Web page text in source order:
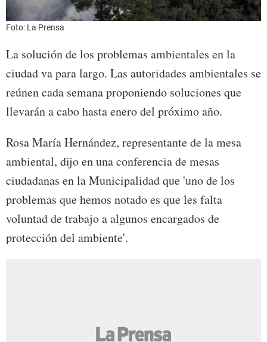
Foto: La Prensa
La solución de los problemas ambientales en la
ciudad va para largo. Las autoridades ambientales se
reúnen cada semana proponiendo soluciones que
llevarán a cabo hasta enero del próximo año.
Rosa María Hernández, representante de la mesa
ambiental, dijo en una conferencia de mesas
ciudadanas en la Municipalidad que 'uno de los
problemas que hemos notado es que les falta
voluntad de trabajo a algunos encargados de
protección del ambiente'.